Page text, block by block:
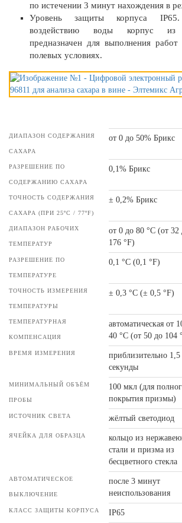
по истечении 3 минут нахождения в
Уровень защиты корпуса
воздействию воды корпус из
предназначен для выполнения
полевых условиях.
ДИАПАЗОН СОДЕРЖАНИЯ
САХАРА
от 0 до 50% Брикс
РАЗРЕШЕНИЕ ПО
СОДЕРЖАНИЮ САХАРА
0,1% Брикс
ТОЧНОСТЬ СОДЕРЖАНИЯ
САХАРА (ПРИ 25ºC / 77ºF)
± 0,2% Брикс
ДИАПАЗОН РАБОЧИХ
ТЕМПЕРАТУР
от 0 до 80 °C (от 32
176 °F)
РАЗРЕШЕНИЕ ПО
ТЕМПЕРАТУРЕ
0,1 °С (0,1 °F)
ТОЧНОСТЬ ИЗМЕРЕНИЯ
ТЕМПЕРАТУРЫ
± 0,3 °С (± 0,5 °F)
ТЕМПЕРАТУРНАЯ
КОМПЕНСАЦИЯ
автоматическая от
40 °C (от 50 до 104
ВРЕМЯ ИЗМЕРЕНИЯ
приблизительно 1,5
секунды
МИНИМАЛЬНЫЙ ОБЪЁМ
ПРОБЫ
100 мкл (для
покрытия призмы)
ИСТОЧНИК СВЕТА жёлтый светодиод
ЯЧЕЙКА ДЛЯ ОБРАЗЦА
кольцо из
стали и призма из
бесцветного стекла
АВТОМАТИЧЕСКОЕ
ВЫКЛЮЧЕНИЕ
после 3 минут
неиспользования
КЛАСС ЗАЩИТЫ КОРПУСА IP65